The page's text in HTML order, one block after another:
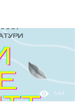
644